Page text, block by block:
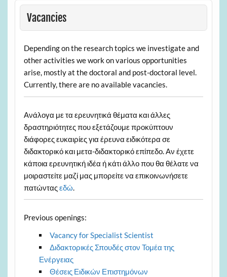
Vacancies
Depending on the research topics we investigate and
other activities we work on various opportunities
arise, mostly at the doctoral and post-doctoral level.
Currently, there are no available vacancies.
Ανάλογα με τα ερευνητικά θέματα και άλλες
δραστηριότητες που εξετάζουμε προκύπτουν
διάφορες ευκαιρίες για έρευνα ειδικότερα σε
διδακτορικό και μετα-διδακτορικό επίπεδο. Αν έχετε
κάποια ερευνητική ιδέα ή κάτι άλλο που θα θέλατε να
μοιραστείτε μαζί μας μπορείτε να επικοινωνήσετε
πατώνταςεδώ.
Previous openings:
Vacancy for Specialist Scientist
Διδακτορικές Σπουδές στον Τομέα της
Ενέργειας
Θέσεις Ειδικών Επιστημόνων